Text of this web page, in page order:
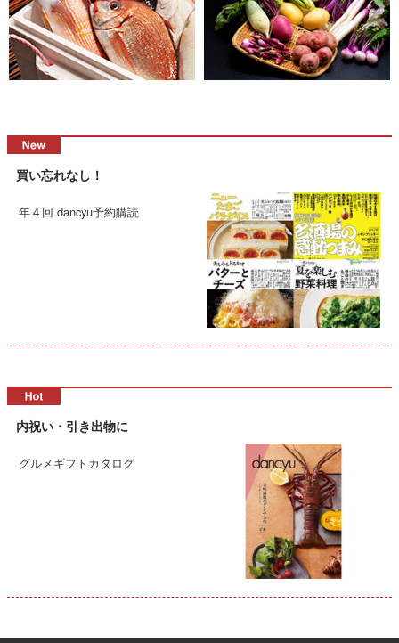
買い忘れなし！
年４回 dancyu予約購読
内祝い・引き出物に
グルメギフトカタログ